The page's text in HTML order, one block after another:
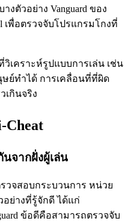
งตัวอย่าง Vanguard ของ
เพื่อตรวจจับโปรแกรมโกงที่
วิเคราะห์รูปแบบการเล่น เช่น
ย์ทำได้ การเคลื่อนที่ที่ผิด
เกินจริง
Cheat
นจากฝั่งผู้เล่น
วจสอบกระบวนการ หน่วย
อย่างที่รู้จักดี ได้แก่
ข้อดีคือสามารถตรวจจับ